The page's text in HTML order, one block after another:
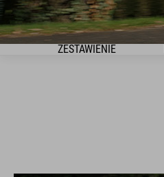
ZESTAWIENIE